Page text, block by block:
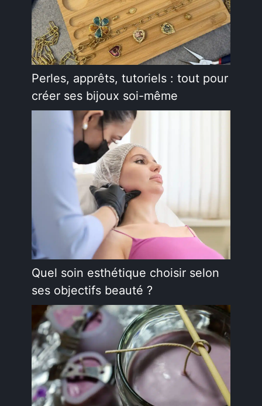
Perles, apprêts, tutoriels : tout pour
créer ses bijoux soi-même
Quel soin esthétique choisir selon
ses objectifs beauté ?